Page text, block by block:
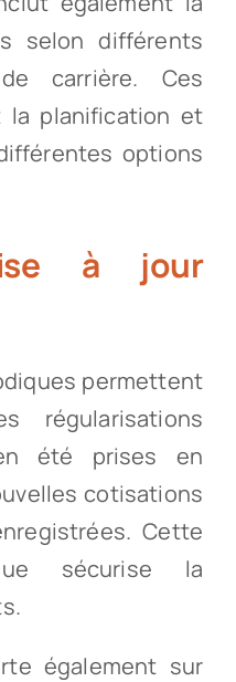
selon différents
carrière. Ces
la planification et
options
à jour
permettent
régularisations
été prises en
cotisations
Cette
sécurise la
également sur